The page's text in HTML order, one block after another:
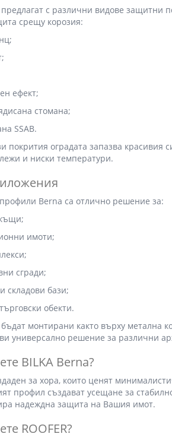
с различни видове защитни
срещу корозия:
ефект;
стомана;
SSAB.
покрития оградата запазва
и ниски температури.
Berna са отлично решение за:
имоти;
сгради;
складови бази;
обекти.
монтирани както върху метална
универсално решение за различни
BILKA Berna?
за хора, които ценят
профил създават усещане за
надеждна защита на Вашия имот.
ROOFER?